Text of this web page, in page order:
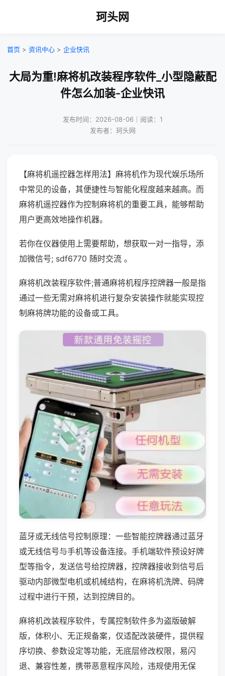
珂头网
首页 > 资讯中心 > 企业快讯
大局为重!麻将机改装程序软件_小型隐蔽配
件怎么加装-企业快讯
发布时间：2026-08-06｜阅读：1
发布者：珂头网
【麻将机遥控器怎样用法】麻将机作为现代娱乐场所
中常见的设备，其便捷性与智能化程度越来越高。而
麻将机遥控器作为控制麻将机的重要工具，能够帮助
用户更高效地操作机器。
若你在仪器使用上需要帮助，想获取一对一指导，添
加微信号; sdf6770 随时交流 。
麻将机改装程序软件;普通麻将机程序控牌器一般是指
通过一些无需对麻将机进行复杂安装操作就能实现控
制麻将牌功能的设备或工具。
蓝牙或无线信号控制原理：一些智能控牌器通过蓝牙
或无线信号与手机等设备连接。手机端软件预设好牌
型等指令，发送信号给控牌器，控牌器接收到信号后
驱动内部微型电机或机械结构，在麻将机洗牌、码牌
过程中进行干预，达到控牌目的。
麻将机改装程序软件，专属控制软件多为盗版破解
版，体积小、无正规备案，仅适配改装硬件，提供程
序切换、参数设定等功能，无底层修改权限，易闪
退、兼容性差，携带恶意程序风险，违规使用无保